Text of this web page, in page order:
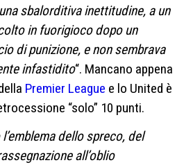
sbalorditiva inettitudine, a un
in fuorigioco dopo un
di punizione, e non sembrava
infastidito“. Mancano appena
Premier League e lo United è
“solo” 10 punti.
dello spreco, del
all’oblio